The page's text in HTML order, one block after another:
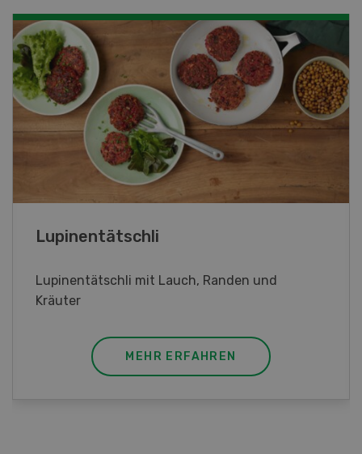
Frühlingsrollen
Frühlingsrollen mit Poulet
MEHR ERFAHREN